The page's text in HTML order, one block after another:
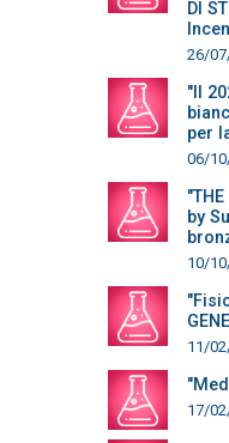
DI
26/
"Il
per
06/
by
10/
11/
17/